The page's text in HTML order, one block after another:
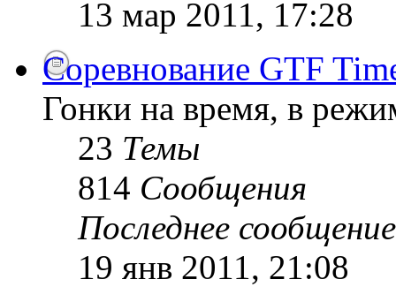
13 мар 2011, 17:28
Соревнование GTF
Гонки на время, в
23 Темы
814 Сообщения
Последнее сообщение
19 янв 2011, 21:08